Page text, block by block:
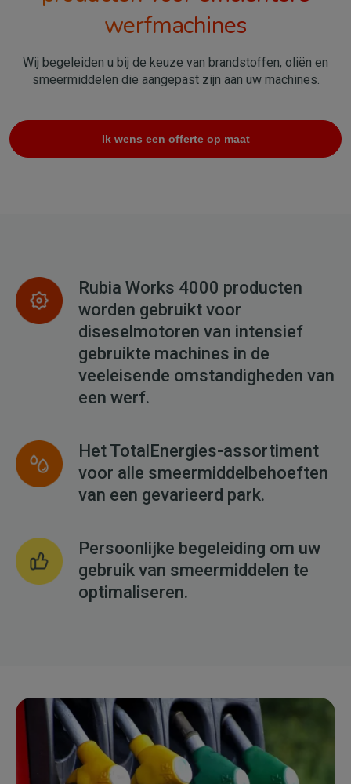
werfmachines
Wij begeleiden u bij de keuze van brandstoffen, oliën en
smeermiddelen die aangepast zijn aan uw machines.
Ik wens een offerte op maat
Rubia Works 4000 producten
worden gebruikt voor
diseselmotoren van intensief
gebruikte machines in de
veeleisende omstandigheden van
een werf.
Het TotalEnergies-assortiment
voor alle smeermiddelbehoeften
van een gevarieerd park.
Persoonlijke begeleiding om uw
gebruik van smeermiddelen te
optimaliseren.
Afbeelding